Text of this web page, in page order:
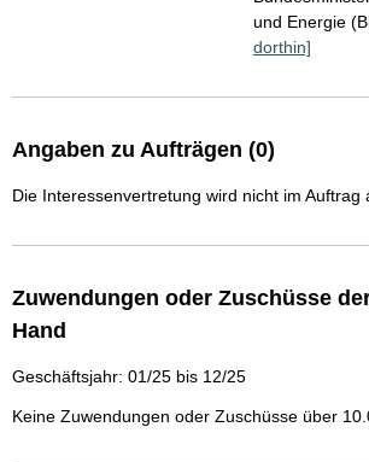
und Energie
dorthin]
Angaben zu Aufträgen (0)
Die Interessenvertretung wird nicht im Auftrag
Zuwendungen oder Zuschüsse
Hand
Geschäftsjahr: 01/25 bis 12/25
Keine Zuwendungen oder Zuschüsse über